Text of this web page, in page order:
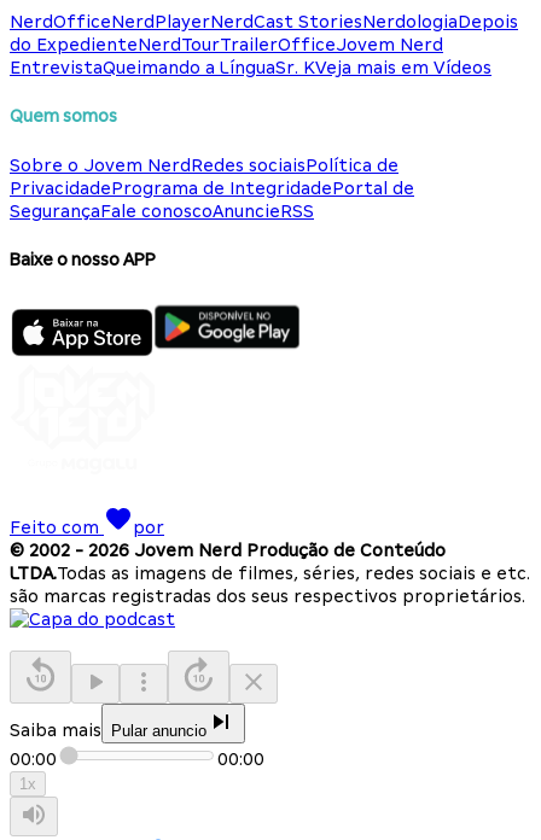
NerdOfficeNerdPlayerNerdCast StoriesNerdologiaDepois
do ExpedienteNerdTourTrailerOfficeJovem Nerd
EntrevistaQueimando a LínguaSr. KVeja mais em Vídeos
Quem somos
Sobre o Jovem NerdRedes sociaisPolítica de
PrivacidadePrograma de IntegridadePortal de
SegurançaFale conoscoAnuncieRSS
Baixe o nosso APP
Feito com
por
© 2002 - 2026 Jovem Nerd Produção de Conteúdo
LTDA.Todas as imagens de filmes, séries, redes sociais e etc.
são marcas registradas dos seus respectivos proprietários.
Saiba mais Pular anuncio
00:00 00:00
1x